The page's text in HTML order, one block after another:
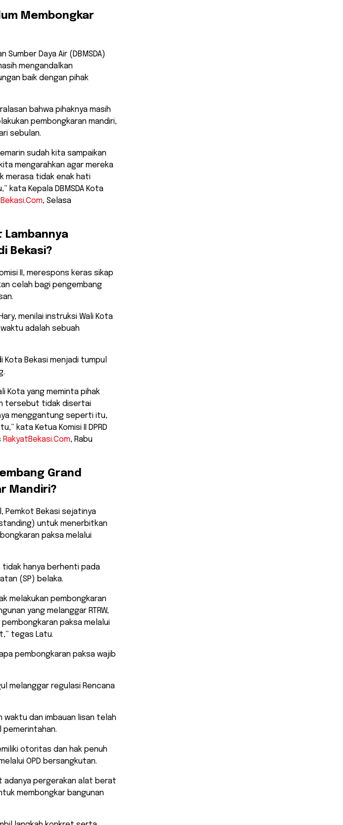
Membongkar
Sumber Daya Air (DBMSDA)
mengandalkan
baik dengan pihak
bahwa pihaknya masih
pembongkaran mandiri,
sebulan.
sudah kita sampaikan
mengarahkan agar mereka
merasa tidak enak hati
kata Kepala DBMSDA Kota
, Selasa
Lambannya
Bekasi?
II, merespons keras sikap
celah bagi pengembang
menilai instruksi Wali Kota
adalah sebuah
Kota Bekasi menjadi tumpul
Kota yang meminta pihak
tersebut tidak disertai
menggantung seperti itu,
kata Ketua Komisi II DPRD
RakyatBekasi.Com, Rabu
Grand
Mandiri?
Pemkot Bekasi sejatinya
untuk menerbitkan
paksa melalui
tidak hanya berhenti pada
(SP) belaka.
melakukan pembongkaran
yang melanggar RTRW,
paksa melalui
tegas Latu.
pembongkaran paksa wajib
melanggar regulasi Rencana
waktu dan imbauan lisan telah
pemerintahan.
otoritas dan hak penuh
OPD bersangkutan.
adanya pergerakan alat berat
membongkar bangunan